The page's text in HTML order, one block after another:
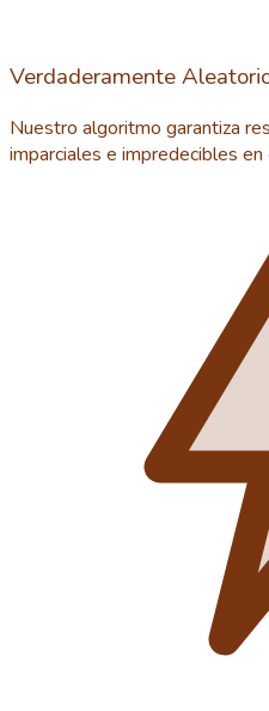
Verdaderamente
Nuestro algoritmo garantiza
imparciales e impredecibles en